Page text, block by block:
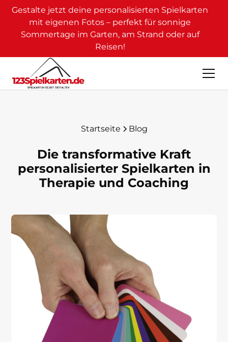
Gestalte jetzt deine personalisierten Spielkarten
mit eigenen Fotos – perfekt für sonnige
Sommertage im Garten, am Strand oder auf
Reisen!
Startseite Blog
Die transformative Kraft
personalisierter Spielkarten in
Therapie und Coaching